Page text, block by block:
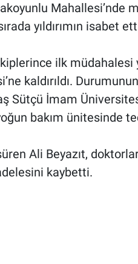
Mahallesi’nde
yıldırımın isabet
ilk müdahalesi
kaldırıldı.
Sütçü İmam
bakım ünitesinde
Ali Beyazıt,
kaybetti.